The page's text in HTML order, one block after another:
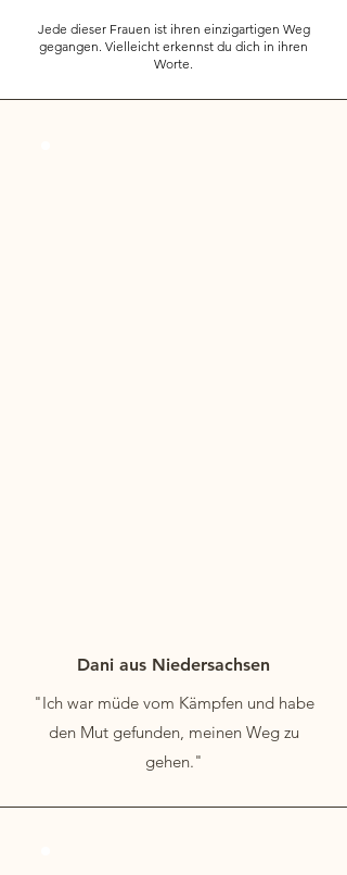
Jede dieser Frauen ist ihren einzigartigen Weg
gegangen. Vielleicht erkennst du dich in ihren
Worte.
Dani aus Niedersachsen
"Ich war müde vom Kämpfen und habe
den Mut gefunden, meinen Weg zu
gehen."